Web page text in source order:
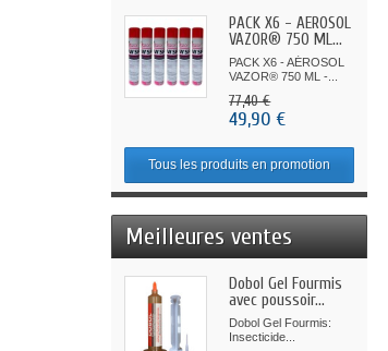
PACK X6 - AÉROSOL
VAZOR® 750 ML...
PACK X6 - AÉROSOL
VAZOR® 750 ML -...
77,40 €
49,90 €
Tous les produits en promotion
Meilleures ventes
Dobol Gel Fourmis
avec poussoir...
Dobol Gel Fourmis:
Insecticide...